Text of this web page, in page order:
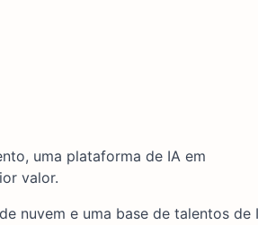
uma plataforma de IA em
valor.
nuvem e uma base de talentos de